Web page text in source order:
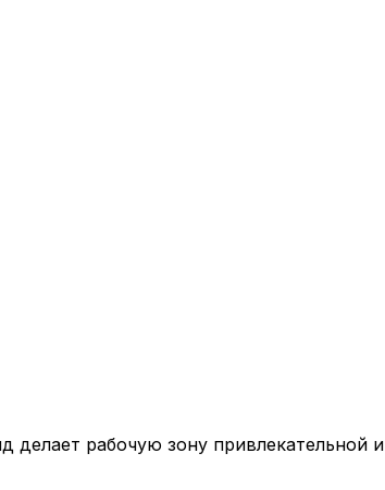
рабочую зону привлекательной и